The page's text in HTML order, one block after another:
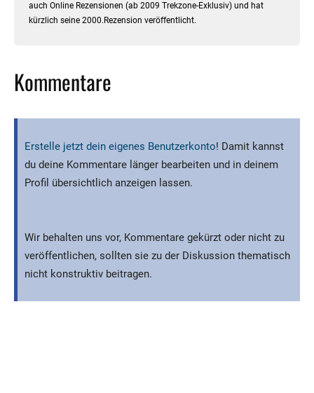
auch Online Rezensionen (ab 2009 Trekzone-Exklusiv) und hat
kürzlich seine 2000.Rezension veröffentlicht.
Kommentare
Erstelle jetzt dein eigenes Benutzerkonto! Damit kannst
du deine Kommentare länger bearbeiten und in deinem
Profil übersichtlich anzeigen lassen.
Wir behalten uns vor, Kommentare gekürzt oder nicht zu
veröffentlichen, sollten sie zu der Diskussion thematisch
nicht konstruktiv beitragen.